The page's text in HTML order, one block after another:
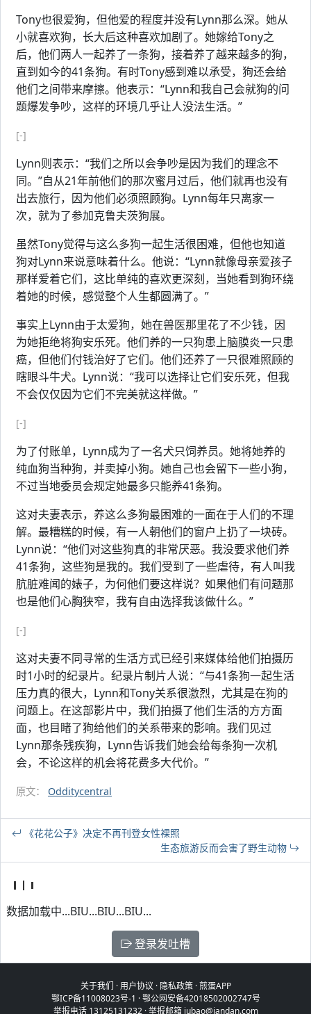
Tony也很爱狗，但他爱的程度并没有Lynn那么深。她从
小就喜欢狗，长大后这种喜欢加剧了。她嫁给Tony之
后，他们两人一起养了一条狗，接着养了越来越多的狗，
直到如今的41条狗。有时Tony感到难以承受，狗还会给
他们之间带来摩擦。他表示：“Lynn和我自己会就狗的问
题爆发争吵，这样的环境几乎让人没法生活。”
[-]
Lynn则表示：“我们之所以会争吵是因为我们的理念不
同。”自从21年前他们的那次蜜月过后，他们就再也没有
出去旅行，因为他们必须照顾狗。Lynn每年只离家一
次，就为了参加克鲁夫茨狗展。
虽然Tony觉得与这么多狗一起生活很困难，但他也知道
狗对Lynn来说意味着什么。他说：“Lynn就像母亲爱孩子
那样爱着它们，这比单纯的喜欢更深刻，当她看到狗环绕
着她的时候，感觉整个人生都圆满了。”
事实上Lynn由于太爱狗，她在兽医那里花了不少钱，因
为她拒绝将狗安乐死。他们养的一只狗患上脑膜炎一只患
癌，但他们付钱治好了它们。他们还养了一只很难照顾的
瞎眼斗牛犬。Lynn说：“我可以选择让它们安乐死，但我
不会仅仅因为它们不完美就这样做。”
[-]
为了付账单，Lynn成为了一名犬只饲养员。她将她养的
纯血狗当种狗，并卖掉小狗。她自己也会留下一些小狗，
不过当地委员会规定她最多只能养41条狗。
这对夫妻表示，养这么多狗最困难的一面在于人们的不理
解。最糟糕的时候，有一人朝他们的窗户上扔了一块砖。
Lynn说：“他们对这些狗真的非常厌恶。我没要求他们养
41条狗，这些狗是我的。我们受到了一些虐待，有人叫我
肮脏难闻的婊子，为何他们要这样说？如果他们有问题那
也是他们心胸狭窄，我有自由选择我该做什么。”
[-]
这对夫妻不同寻常的生活方式已经引来媒体给他们拍摄历
时1小时的纪录片。纪录片制片人说：“与41条狗一起生活
压力真的很大，Lynn和Tony关系很激烈，尤其是在狗的
问题上。在这部影片中，我们拍摄了他们生活的方方面
面，也目睹了狗给他们的关系带来的影响。我们见过
Lynn那条残疾狗，Lynn告诉我们她会给每条狗一次机
会，不论这样的机会将花费多大代价。”
原文： Odditycentral
《花花公子》决定不再刊登女性裸照
生态旅游反而会害了野生动物
数据加载中...BIU...BIU...BIU...
登录发吐槽
关于我们 ·用户协议 · 隐私政策·煎蛋APP
鄂ICP备11008023号-1 ·鄂公网安备42018502002747号
举报电话 13125131232 · 举报邮箱 jubao@jandan.com